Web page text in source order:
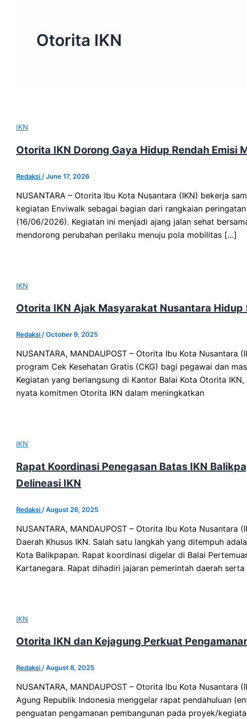
Otorita IKN
IKN
Otorita IKN Dorong Gaya Hidup Rendah Emisi
Redaksi /June 17, 2026
NUSANTARA – Otorita Ibu Kota Nusantara (IKN) bekerja
kegiatan Enviwalk sebagai bagian dari rangkaian
(16/06/2026). Kegiatan ini menjadi ajang jalan sehat
mendorong perubahan perilaku menuju pola mobilitas […]
IKN
Otorita IKN Ajak Masyarakat Nusantara
Redaksi/October 9, 2025
NUSANTARA, MANDAUPOST – Otorita Ibu Kota
program Cek Kesehatan Gratis (CKG) bagi pegawai dan
Kegiatan yang berlangsung di Kantor Balai Kota Otorita
nyata komitmen Otorita IKN dalam meningkatkan
IKN
Rapat Koordinasi Penegasan Batas IKN
Delineasi IKN
Redaksi /August 26, 2025
NUSANTARA, MANDAUPOST – Otorita Ibu Kota
Daerah Khusus IKN. Salah satu langkah yang ditempuh
Kota Balikpapan. Rapat koordinasi digelar di Balai
Kartanegara. Rapat dihadiri jajaran pemerintah daerah
IKN
Otorita IKN dan Kejagung Perkuat
Redaksi/August 8, 2025
NUSANTARA, MANDAUPOST – Otorita Ibu Kota
Agung Republik Indonesia menggelar rapat pendahuluan
penguatan pengamanan pembangunan pada proyek/